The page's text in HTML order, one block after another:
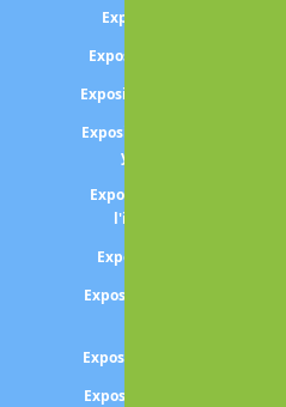
Exposition Jean HELION
Exposition Auguste HERBIN
Exposition David HOCKNEY 25
Exposition David HOCKNEY -a
year in Normandy-
Exposition Philip GUSTON -
l'ironie de l'histoire -
Exposition Frank HORVAT
Exposition Fabrice HYBER -La
Exposition Graciela ITURBIDE
Exposition Pekka HALONEN -